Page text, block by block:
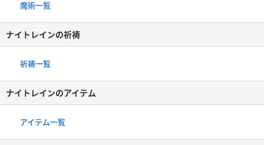
魔術一覧
ナイトレインの祈祷
祈祷一覧
ナイトレインのアイテム
アイテム一覧